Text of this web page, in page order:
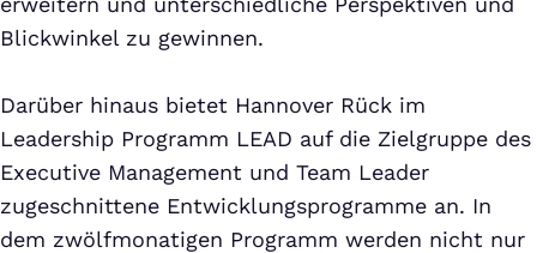
Blickwinkel zu gewinnen.
Darüber hinaus bietet Hannover Rück im
Leadership Programm LEAD auf die Zielgruppe des
Executive Management und Team Leader
zugeschnittene Entwicklungsprogramme an. In
dem zwölfmonatigen Programm werden nicht nur